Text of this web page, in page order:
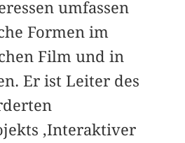
umfassen
Formen im
Film und in
Er ist Leiter des
‚Interaktiver